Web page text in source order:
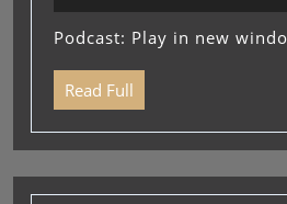
プ
ー
ヤ
Podcast: Play in new
Read Full